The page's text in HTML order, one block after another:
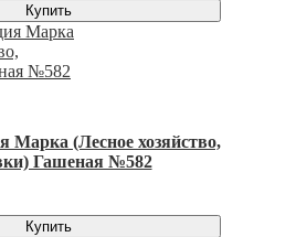
Купить
Марка (Лесное хозяйство,
Гашеная №582
Купить